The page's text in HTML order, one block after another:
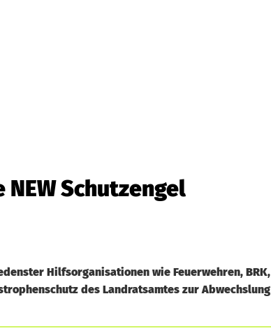
Schutzengel
Hilfsorganisationen wie Feuerwehren, BRK,
des Landratsamtes zur Abwechslung